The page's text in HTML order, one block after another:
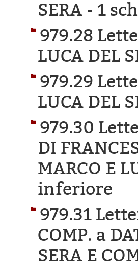
SERA - 1
979.28
LUCA DEL
979.29
LUCA DEL
979.30
DI
MARCO E
inferiore
979.31
COMP. a
SERA E